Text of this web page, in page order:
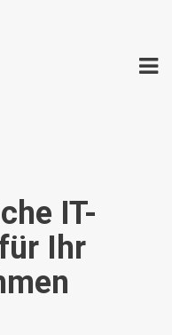
IT-
Ihr